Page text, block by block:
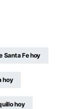
Santa Fe hoy
hoy
hoy